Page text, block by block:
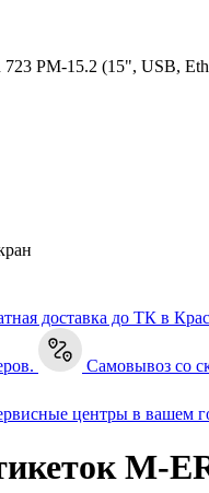
PM-15.2 (15", USB,
доставка до ТК в
Самовывоз со
центры в вашем
M-